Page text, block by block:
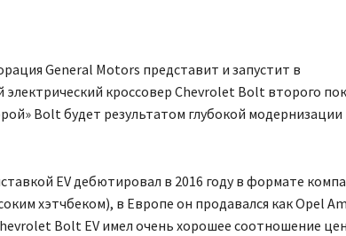
General Motors представит и запустит в
кроссовер Chevrolet Bolt второго
Bolt будет результатом глубокой модернизации
EV дебютировал в 2016 году в формате
хэтчбеком), в Европе он продавался как Opel
Bolt EV имел очень хорошее соотношение